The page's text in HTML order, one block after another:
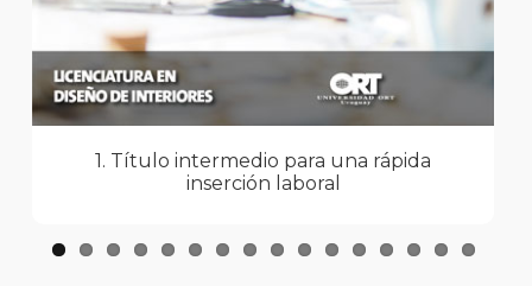
1. Título intermedio para una rápida
inserción laboral